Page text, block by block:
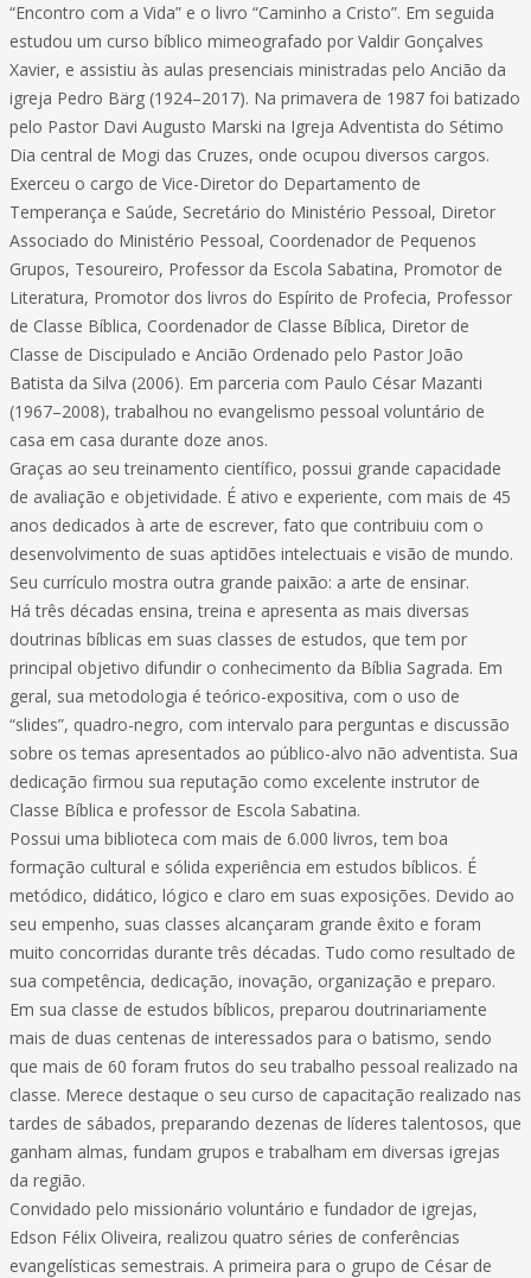
“Encontro com a Vida” e o livro “Caminho a Cristo”. Em seguida
estudou um curso bíblico mimeografado por Valdir Gonçalves
Xavier, e assistiu às aulas presenciais ministradas pelo Ancião da
igreja Pedro Bärg (1924–2017). Na primavera de 1987 foi batizado
pelo Pastor Davi Augusto Marski na Igreja Adventista do Sétimo
Dia central de Mogi das Cruzes, onde ocupou diversos cargos.
Exerceu o cargo de Vice-Diretor do Departamento de
Temperança e Saúde, Secretário do Ministério Pessoal, Diretor
Associado do Ministério Pessoal, Coordenador de Pequenos
Grupos, Tesoureiro, Professor da Escola Sabatina, Promotor de
Literatura, Promotor dos livros do Espírito de Profecia, Professor
de Classe Bíblica, Coordenador de Classe Bíblica, Diretor de
Classe de Discipulado e Ancião Ordenado pelo Pastor João
Batista da Silva (2006). Em parceria com Paulo César Mazanti
(1967–2008), trabalhou no evangelismo pessoal voluntário de
casa em casa durante doze anos.
Graças ao seu treinamento científico, possui grande capacidade
de avaliação e objetividade. É ativo e experiente, com mais de 45
anos dedicados à arte de escrever, fato que contribuiu com o
desenvolvimento de suas aptidões intelectuais e visão de mundo.
Seu currículo mostra outra grande paixão: a arte de ensinar.
Há três décadas ensina, treina e apresenta as mais diversas
doutrinas bíblicas em suas classes de estudos, que tem por
principal objetivo difundir o conhecimento da Bíblia Sagrada. Em
geral, sua metodologia é teórico-expositiva, com o uso de
“slides”, quadro-negro, com intervalo para perguntas e discussão
sobre os temas apresentados ao público-alvo não adventista. Sua
dedicação firmou sua reputação como excelente instrutor de
Classe Bíblica e professor de Escola Sabatina.
Possui uma biblioteca com mais de 6.000 livros, tem boa
formação cultural e sólida experiência em estudos bíblicos. É
metódico, didático, lógico e claro em suas exposições. Devido ao
seu empenho, suas classes alcançaram grande êxito e foram
muito concorridas durante três décadas. Tudo como resultado de
sua competência, dedicação, inovação, organização e preparo.
Em sua classe de estudos bíblicos, preparou doutrinariamente
mais de duas centenas de interessados para o batismo, sendo
que mais de 60 foram frutos do seu trabalho pessoal realizado na
classe. Merece destaque o seu curso de capacitação realizado nas
tardes de sábados, preparando dezenas de líderes talentosos, que
ganham almas, fundam grupos e trabalham em diversas igrejas
da região.
Convidado pelo missionário voluntário e fundador de igrejas,
Edson Félix Oliveira, realizou quatro séries de conferências
evangelísticas semestrais. A primeira para o grupo de César de